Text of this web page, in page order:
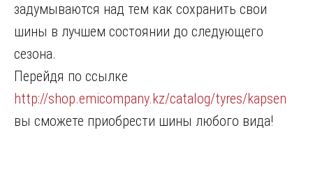
задумываются над тем как сохранить свои
шины в лучшем состоянии до следующего
сезона.
Перейдя по ссылке
http://shop.emicompany.kz/catalog/tyres/kapsen
вы сможете приобрести шины любого вида!